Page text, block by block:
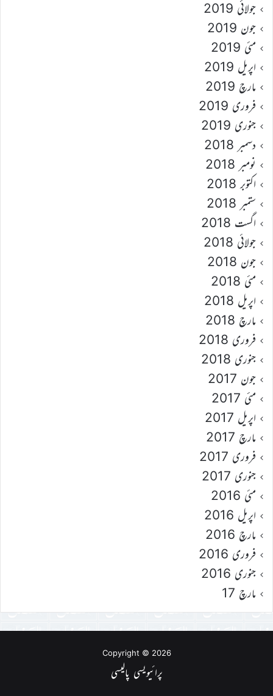
جولائی 2019
جون 2019
مئی 2019
اپریل 2019
مارچ 2019
فروری 2019
جنوری 2019
دسمبر 2018
نومبر 2018
اکتوبر 2018
ستمبر 2018
اگست 2018
جولائی 2018
جون 2018
مئی 2018
اپریل 2018
مارچ 2018
فروری 2018
جنوری 2018
جون 2017
مئی 2017
اپریل 2017
مارچ 2017
فروری 2017
جنوری 2017
مئی 2016
اپریل 2016
مارچ 2016
فروری 2016
جنوری 2016
مارچ 17
Copyright © 2026
پرائیویسی پالیسی